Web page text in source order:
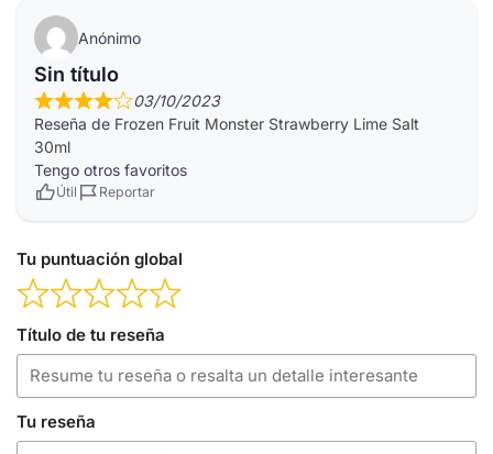
Anónimo
Sin título
03/10/2023
Reseña de Frozen Fruit Monster Strawberry Lime Salt
30ml
Tengo otros favoritos
Útil Reportar
Tu puntuación global
Título de tu reseña
Tu reseña